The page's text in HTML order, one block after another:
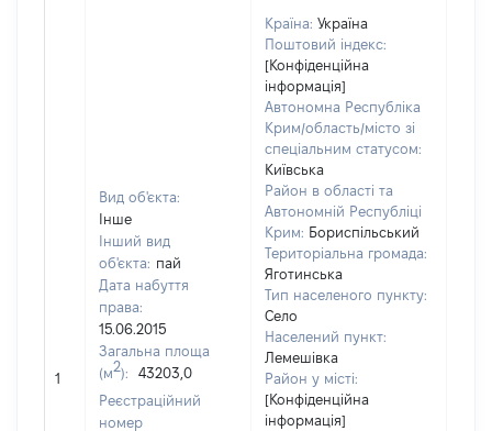
1
Вид об'єкта:
Інше
Інший вид
об'єкта: пай
Дата набуття
права:
15.06.2015
Загальна площа
(м2):
43203,0
Реєстраційний
номер
Країна: Україна
Поштовий індекс:
[Конфіденційна
інформація]
Автономна Республіка
Крим/область/місто зі
спеціальним статусом:
Київська
Район в області та
Автономній Республіці
Крим: Бориспільський
Територіальна громада:
Яготинська
Тип населеного пункту:
Село
Населений пункт:
Лемешівка
Район у місті:
[Конфіденційна
інформація]